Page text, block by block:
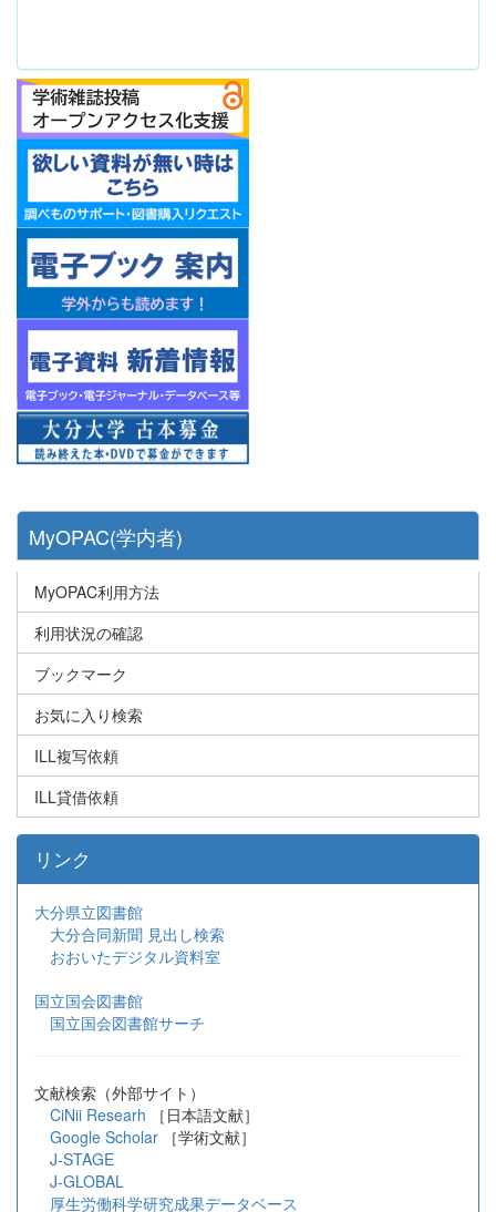
MyOPAC(学内者)
MyOPAC利用方法
利用状況の確認
ブックマーク
お気に入り検索
ILL複写依頼
ILL貸借依頼
リンク
大分県立図書館
大分合同新聞 見出し検索
おおいたデジタル資料室
国立国会図書館
国立国会図書館サーチ
文献検索（外部サイト）
CiNii Researh ［日本語文献］
Google Scholar
［学術文献］
J-STAGE
J-GLOBAL
厚生労働科学研究成果データベース